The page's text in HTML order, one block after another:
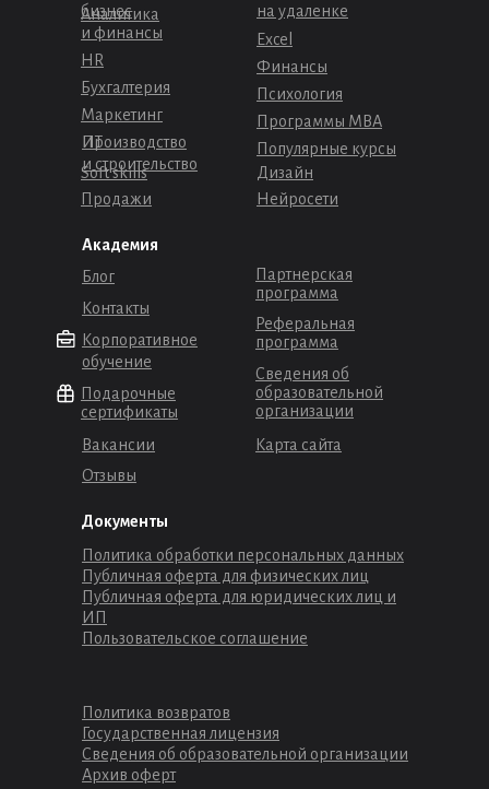
бизнес
Аналитика
и финансы
HR
Маркетинг
Бухгалтерия
Soft skills
Продажи
Документы
Психология
Excel
на удаленке
Финансы
Производство
и строительство
ИТ
Программы МВА
Популярные курсы
Подарочные
сертификаты
Блог
Контакты
Академия
Корпоративное
обучение
Партнерская
программа
Реферальная
программа
Сведения об
образовательной
организации
Политика обработки персональных данных
Публичная оферта для физических лиц
Публичная оферта для юридических лиц и
ИП
Пользовательское соглашение
Политика возвратов
Государственная лицензия
Сведения об образовательной организации
Архив оферт
Вакансии
Дизайн
Нейросети
Карта сайта
Отзывы